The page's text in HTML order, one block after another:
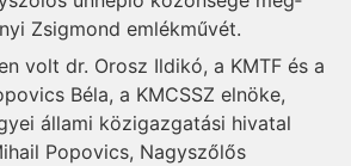
Zsig­­­­mond emlékművét.
volt dr. Orosz Il­­di­kó, a KMTF és a
Béla, a KMCSSZ elnöke,
állami közigazgatási hivatal
Po­povics, Nagy­­szőlős